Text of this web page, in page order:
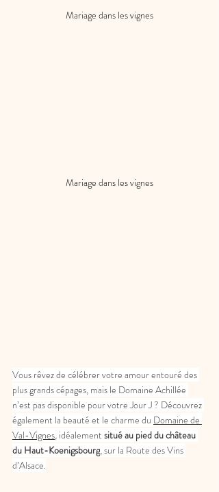
Mariage dans les vignes
Mariage dans les vignes
Vous rêvez de célébrer votre amour entouré des
plus grands cépages, mais le Domaine Achillée
n’est pas disponible pour votre Jour J ? Découvrez
également la beauté et le charme du Domaine de
Val-Vignes, idéalement situé au pied du château
du Haut-Koenigsbourg, sur la Route des Vins
d’Alsace.